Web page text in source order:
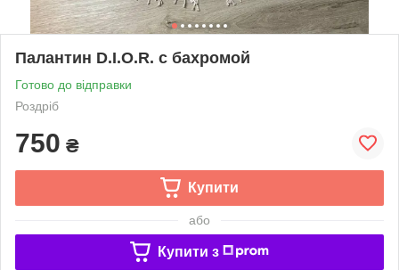
Палантин D.I.O.R. с бахромой
Готово до відправки
Роздріб
750 ₴
Купити
або
Купити з